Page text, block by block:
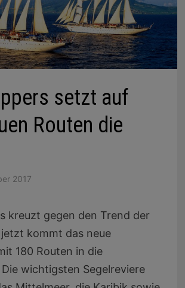
setzt auf
Routen die
2017
kreuzt gegen den Trend der
kommt das neue
180 Routen in die
Die wichtigsten Segelreviere